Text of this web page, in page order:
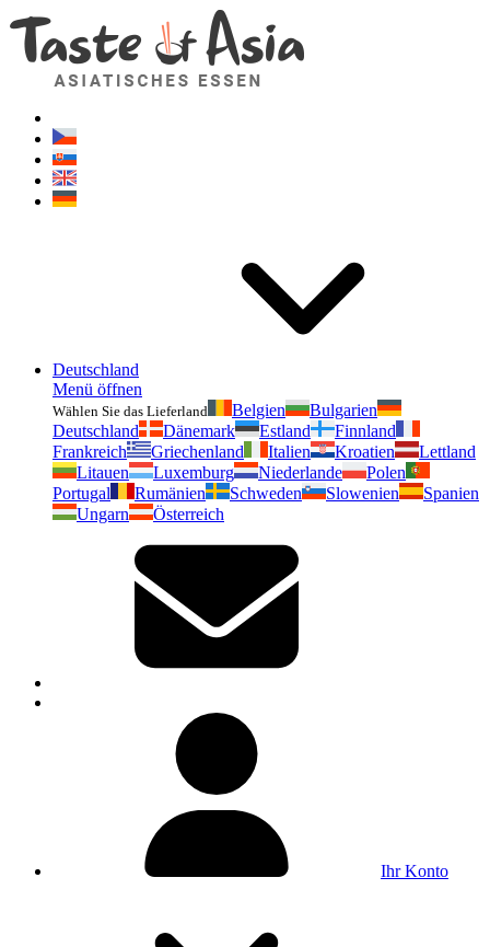
Deutschland
Menü öffnen
Wählen Sie das Lieferland Belgien
Bulgarien
Deutschland
Dänemark Estland
Finnland
Frankreich
Griechenland Italien Kroatien
Lettland
Litauen
Luxemburg Niederlande
Polen
Portugal
Rumänien Schweden Slowenien
Spanien
Ungarn
Österreich
Ihr Konto
Geschmackvonasien.de
Zögern Sie nicht zu fragen. Ich bin für Sie da!